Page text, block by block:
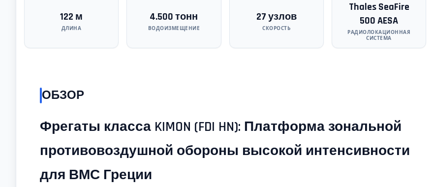
122 м
ДЛИНА
4.500 тонн
ВОДОИЗМЕЩЕНИЕ
27 узлов
СКОРОСТЬ
Thales SeaFire
500 AESA
РАДИОЛОКАЦИОННАЯ
СИСТЕМА
ОБЗОР
Фрегаты класса KIMON (FDI HN): Платформа зональной
противовоздушной обороны высокой интенсивности
для ВМС Греции